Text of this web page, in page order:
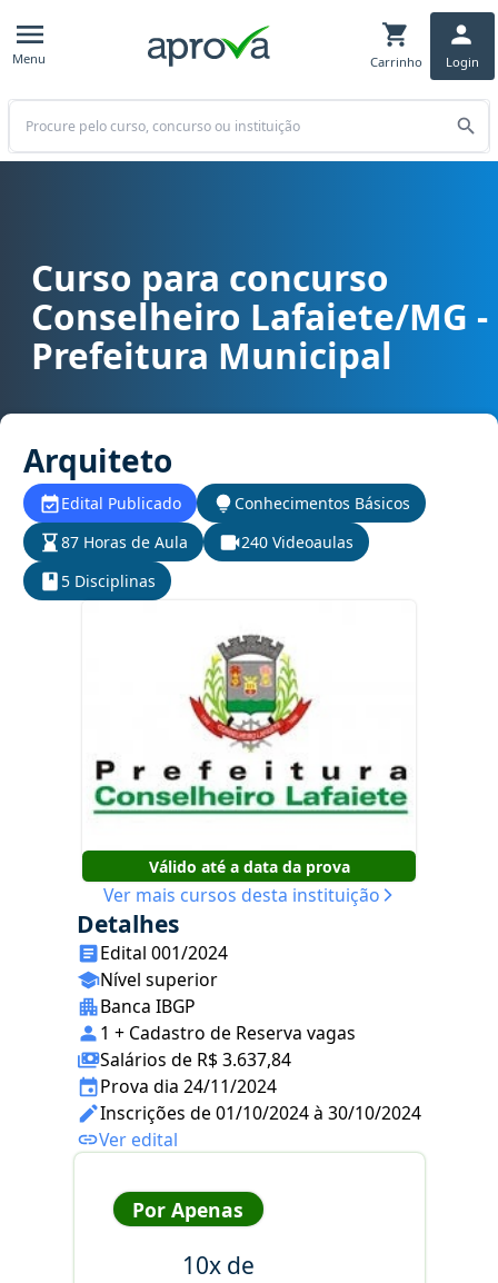
Menu Carrinho Login
Buscar
Curso para concurso Conselheiro Lafaiete/MG - Prefeitura
Curso para concurso
Conselheiro Lafaiete/MG -
Prefeitura Municipal
Arquiteto
Edital Publicado
Conhecimentos Básicos
87 Horas de Aula
240 Videoaulas
5 Disciplinas
Válido até a data da prova
Ver mais cursos desta instituição
Detalhes
Edital 001/2024
Nível superior
Banca IBGP
1 + Cadastro de Reserva vagas
Salários de R$ 3.637,84
Prova dia 24/11/2024
Inscrições de 01/10/2024 à 30/10/2024
Ver edital
Por Apenas
10x de